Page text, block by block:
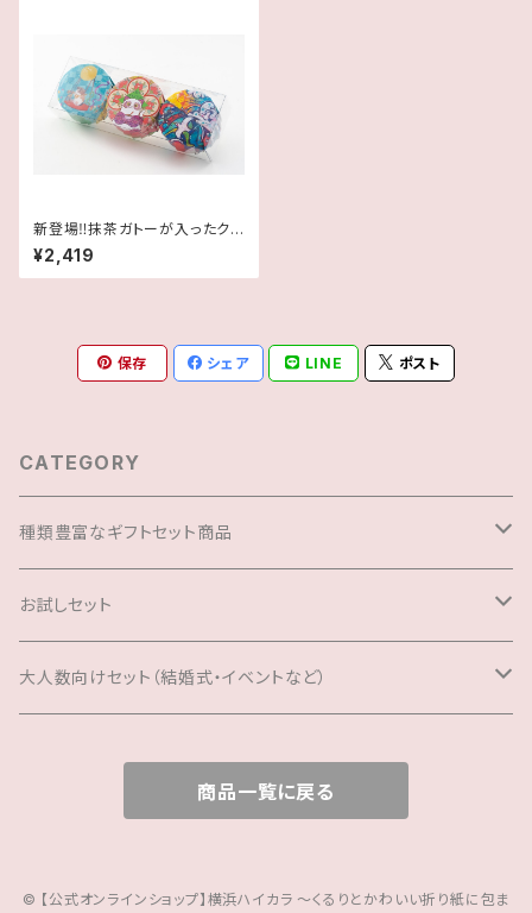
新登場‼抹茶ガトーが入ったクリ
アケース入り3個セット★モルモ
ット・パンダネコ・海カモメ
¥2,419
保存 シェア LINE ポスト
CATEGORY
種類豊富なギフトセット商品
6,000円～
3,000円～
お試しセット
プレゼント用ギフトボックスバッグ
大人数向けセット（結婚式・イベントなど）
商品一覧に戻る
© 【公式オンラインショップ】横浜ハイカラ ～くるりとかわいい折り紙に包ま